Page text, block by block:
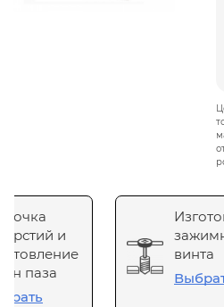
и
паза
винта